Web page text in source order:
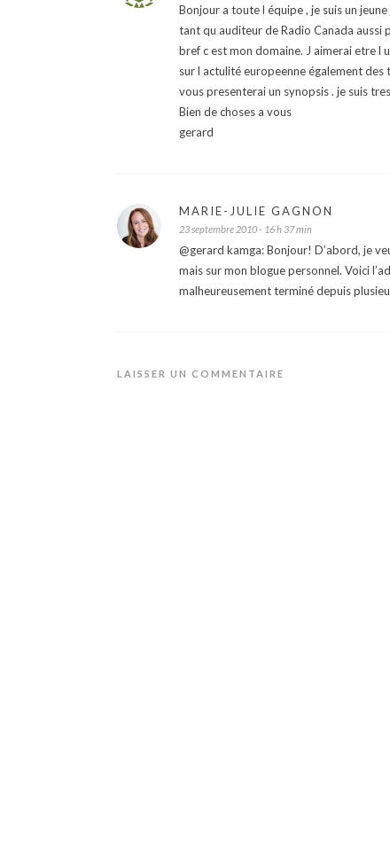
Bonjour a toute l équipe , je suis un
tant qu auditeur de Radio Canada aussi
bref c est mon domaine. J aimerai etre l
sur l actulité europeenne également
vous presenterai un synopsis . je suis
Bien de choses a vous
gerard
MARIE-JULIE GAGNON
23 septembre 2010 - 16 h 37 min
@gerard kamga: Bonjour! D’abord, je
mais sur mon blogue personnel. Voici
malheureusement terminé depuis
LAISSER UN COMMENTAIRE